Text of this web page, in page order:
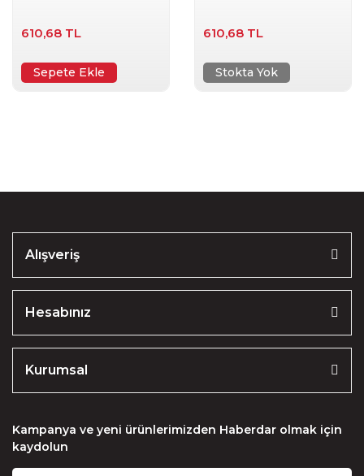
610,68 TL
Sepete Ekle
610,68 TL
Stokta Yok
Alışveriş
Hesabınız
Kurumsal
Kampanya ve yeni ürünlerimizden Haberdar olmak için
kaydolun